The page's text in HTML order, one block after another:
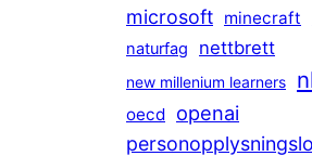
microsoft minecraft
naturfag nettbrett
new millenium learners
oecd openai